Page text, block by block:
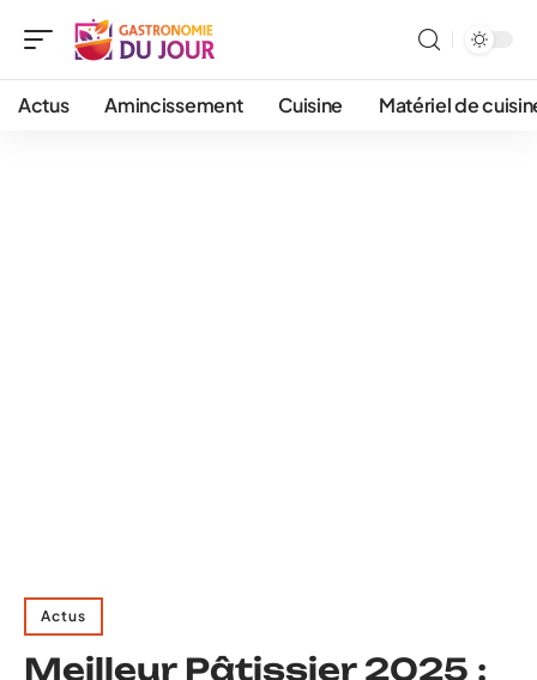
Actus Amincissement Cuisine Matériel de
Actus
Meilleur Pâtissier 2025 :